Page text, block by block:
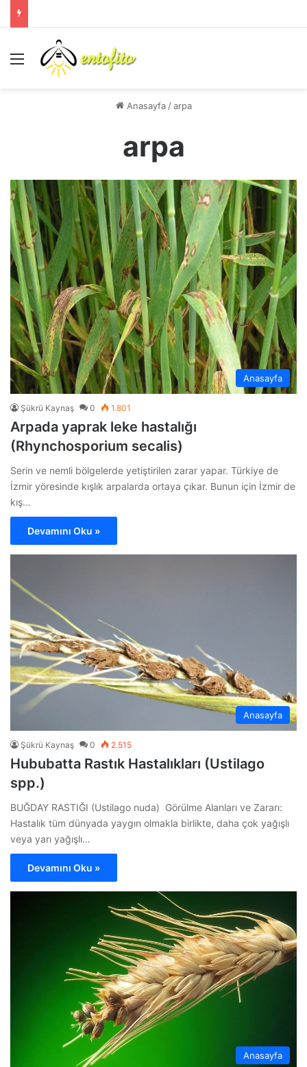
Menü
Anasayfa / arpa
arpa
Anasayfa
Şükrü Kaynaş 0 1.801
Arpada yaprak leke hastalığı
(Rhynchosporium secalis)
Serin ve nemli bölgelerde yetiştirilen zarar yapar. Türkiye de
İzmir yöresinde kışlık arpalarda ortaya çıkar. Bunun için İzmir de
kış…
Devamını Oku »
Anasayfa
Şükrü Kaynaş 0 2.515
Hububatta Rastık Hastalıkları (Ustilago
spp.)
BUĞDAY RASTIĞI (Ustilago nuda) Görülme Alanları ve Zararı:
Hastalık tüm dünyada yaygın olmakla birlikte, daha çok yağışlı
veya yarı yağışlı…
Devamını Oku »
Anasayfa